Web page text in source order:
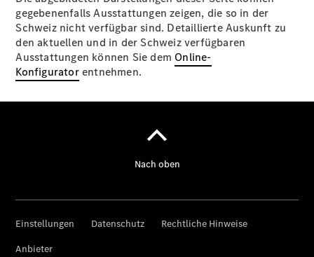
gegebenenfalls Ausstattungen zeigen, die so in der
Schweiz nicht verfügbar sind. Detaillierte Auskunft zu
den aktuellen und in der Schweiz verfügbaren
Ausstattungen können Sie dem Online-
Konfiguratorentnehmen.